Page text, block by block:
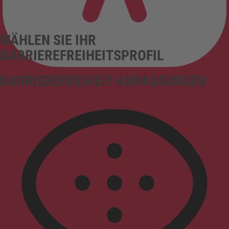
BARRIEREFREIHEIT-ANPASSUNGEN
WÄHLEN SIE IHR
BARRIEREFREIHEITSPROFIL